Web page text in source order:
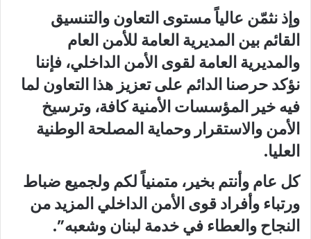
وإذ نثمّن عالياً مستوى التعاون والتنسيق
القائم بين المديرية العامة للأمن العام
والمديرية العامة لقوى الأمن الداخلي، فإننا
نؤكد حرصنا الدائم على تعزيز هذا التعاون لما
فيه خير المؤسسات الأمنية كافة، وترسيخ
الأمن والاستقرار وحماية المصلحة الوطنية
العليا.
كل عام وأنتم بخير، متمنياً لكم ولجميع ضباط
ورتباء وأفراد قوى الأمن الداخلي المزيد من
النجاح والعطاء في خدمة لبنان وشعبه”.